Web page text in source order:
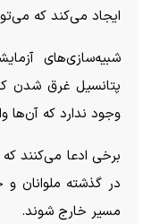
ایجاد می‌کند که
شبیه‌سازی‌های
پتانسیل غرق شدن
وجود ندارد که آن‌ها
برخی ادعا می‌کنند
در گذشته ملوانان و
مسیر خارج شوند.